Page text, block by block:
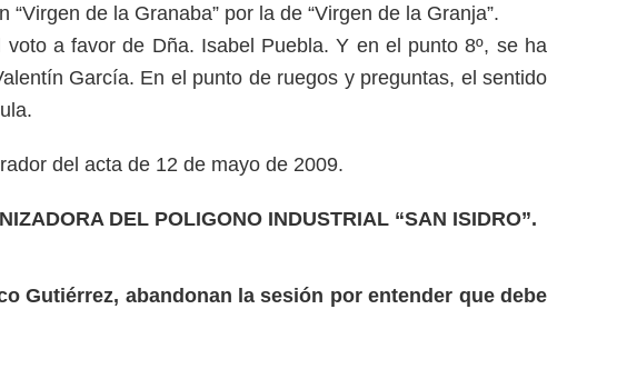
de la Granaba” por la de “Virgen de la Granja”.
a favor de Dña. Isabel Puebla. Y en el punto 8º, se ha
García. En el punto de ruegos y preguntas, el sentido
del acta de 12 de mayo de 2009.
DEL POLIGONO INDUSTRIAL “SAN ISIDRO”.
Gutiérrez, abandonan la sesión por entender que debe